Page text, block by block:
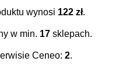
wynosi 122 zł.
w min. 17sklepach.
Ceneo: 2.